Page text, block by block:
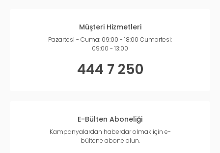
Müşteri Hizmetleri
Pazartesi - Cuma: 09:00 - 18:00 Cumartesi:
09:00 - 13:00
444 7 250
E-Bülten Aboneliği
Kampanyalardan haberdar olmak için e-
bültene abone olun.